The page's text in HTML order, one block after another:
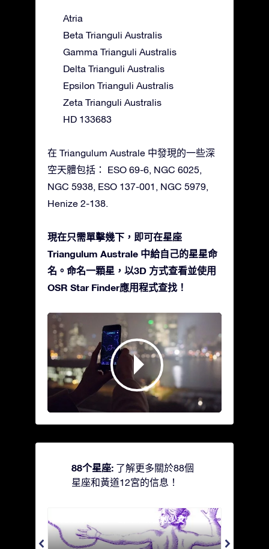
Atria
Beta Trianguli Australis
Gamma Trianguli Australis
Delta Trianguli Australis
Epsilon Trianguli Australis
Zeta Trianguli Australis
HD 133683
在 Triangulum Australe 中發現的一些深
空天體包括： ESO 69-6, NGC 6025,
NGC 5938, ESO 137-001, NGC 5979,
Henize 2-138.
現在只需單擊幾下，即可在星座
Triangulum Australe 中給自己的星星命
名。命名一顆星，以3D 方式查看並使用
OSR Star Finder應用程式查找！
88个星座: 了解更多關於88個
星座和黃道12宮的信息！
Andromeda - 被鐵鍊鎖著的少女